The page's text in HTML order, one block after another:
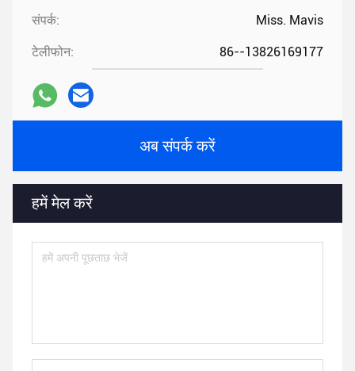
संपर्क: Miss. Mavis
टेलीफोन: 86--13826169177
अब संपर्क करें
हमें मेल करें